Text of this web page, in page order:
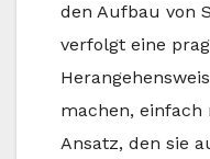
den Aufbau von
verfolgt eine
machen,
Ansatz, den sie